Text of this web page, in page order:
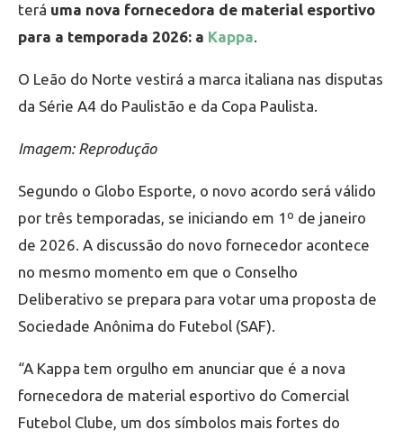
terá uma nova fornecedora de material esportivo
para a temporada 2026: a Kappa.
O Leão do Norte vestirá a marca italiana nas disputas
da Série A4 do Paulistão e da Copa Paulista.
Imagem: Reprodução
Segundo o Globo Esporte, o novo acordo será válido
por três temporadas, se iniciando em 1º de janeiro
de 2026. A discussão do novo fornecedor acontece
no mesmo momento em que o Conselho
Deliberativo se prepara para votar uma proposta de
Sociedade Anônima do Futebol (SAF).
“A Kappa tem orgulho em anunciar que é a nova
fornecedora de material esportivo do Comercial
Futebol Clube, um dos símbolos mais fortes do